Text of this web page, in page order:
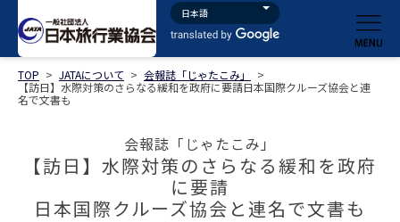
TOP > JATAについて > 会報誌「じゃたこみ」
>
【訪日】水際対策のさらなる緩和を政府に要請日本国際クルーズ協会と連
名で文書も
会報誌「じゃたこみ」
【訪日】水際対策のさらなる緩和を政府
に要請
日本国際クルーズ協会と連名で文書も